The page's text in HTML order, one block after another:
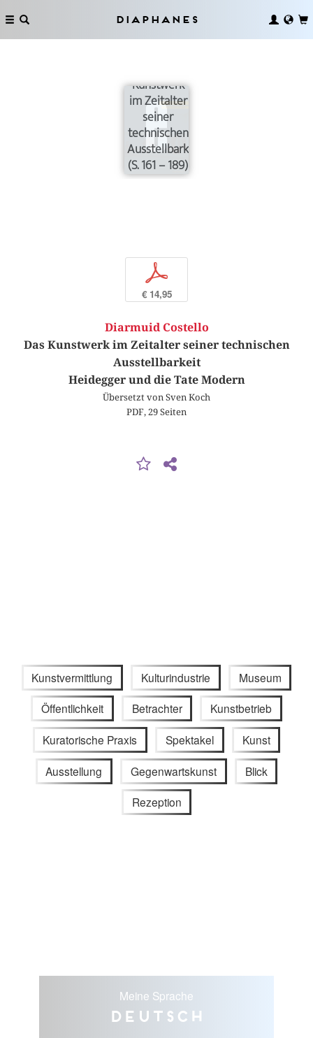
Diaphanes
Kunstwerk
im Zeitalter
seiner
technischen
Ausstellbarkeit
(S. 161 – 189)
p
€ 14,95
Diarmuid Costello
Das Kunstwerk im Zeitalter seiner technischen
Ausstellbarkeit
Heidegger und die Tate Modern
Übersetzt von Sven Koch
PDF, 29 Seiten
Kunstvermittlung Kulturindustrie Museum
Öffentlichkeit Betrachter Kunstbetrieb
Kuratorische Praxis Spektakel Kunst
Ausstellung Gegenwartskunst Blick
Rezeption
Meine Sprache
Deutsch